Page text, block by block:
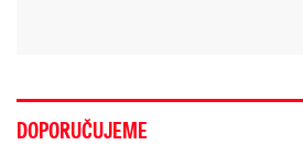
DOPORUČUJEME